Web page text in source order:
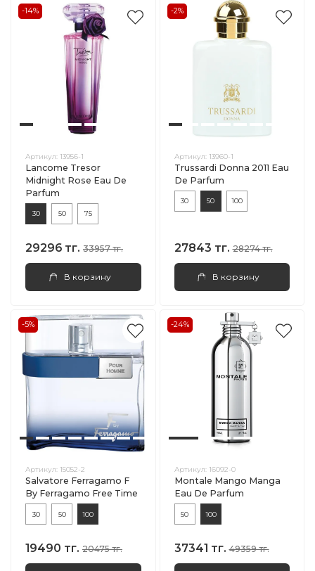
-14%
Артикул: 13956-1
Lancome Tresor
Midnight Rose Eau De
Parfum
30 50 75
29296 тг. 33957 тг.
В корзину
-2%
Артикул: 13960-1
Trussardi Donna 2011 Eau
De Parfum
30 50 100
27843 тг. 28274 тг.
В корзину
-5%
Артикул: 15052-2
Salvatore Ferragamo F
By Ferragamo Free Time
30 50 100
19490 тг. 20475 тг.
-24%
Артикул: 16092-0
Montale Mango Manga
Eau De Parfum
50 100
37341 тг. 49359 тг.